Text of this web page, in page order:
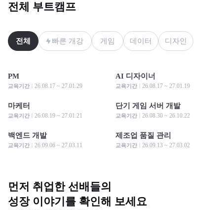
전체 부트캠프
전체 빠른 개강 게임 데이터 디자인
모집 중
모집 중
PM
교육기간 26.08.17 ~ 27.01.29
모집 중
모집 중
AI 디자이너
교육기간 26.08.17 ~ 27.01.19
모집 중
모집 중
마케터
교육기간 26.08.19 ~ 27.01.21
모집 중
모집 중
단기 게임 서버 개발
교육기간 26.08.30 ~ 26.10.22
모집 중
모집 중
백엔드 개발
교육기간 26.09.06 ~ 27.03.11
모집 중
모집 중
제조업 품질 관리
교육기간 26.09.13 ~ 27.03.02
먼저 취업한 선배들의
성장 이야기를 확인해 보세요